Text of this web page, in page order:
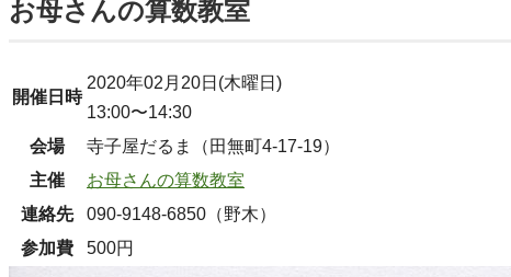
お母さんの算数教室
開催日時
2020年02月20日(木曜日)
13:00〜14:30
会場
寺子屋だるま（田無町4-17-19）
主催
お母さんの算数教室
連絡先
090-9148-6850（野木）
参加費
500円